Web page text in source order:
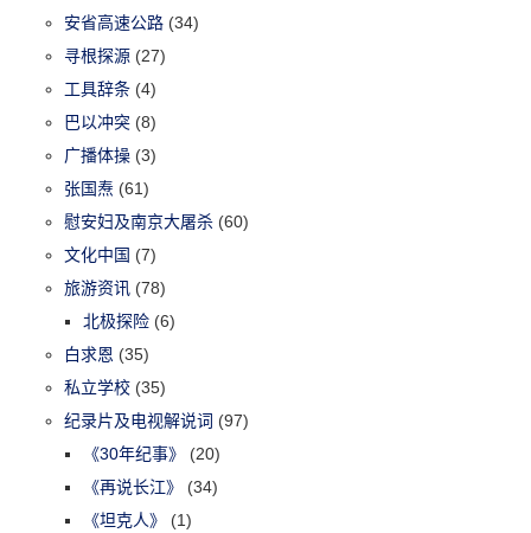
安省高速公路 (34)
寻根探源 (27)
工具辞条 (4)
巴以冲突 (8)
广播体操 (3)
张国焘 (61)
慰安妇及南京大屠杀 (60)
文化中国 (7)
旅游资讯 (78)
北极探险 (6)
白求恩 (35)
私立学校 (35)
纪录片及电视解说词 (97)
《30年纪事》
(20)
《再说长江》
(34)
《坦克人》
(1)